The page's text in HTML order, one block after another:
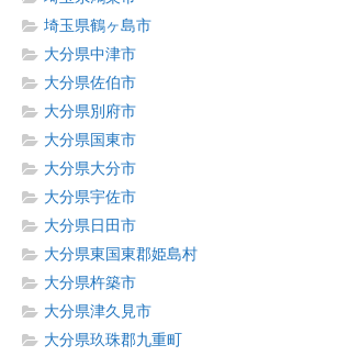
埼玉県鶴ヶ島市
大分県中津市
大分県佐伯市
大分県別府市
大分県国東市
大分県大分市
大分県宇佐市
大分県日田市
大分県東国東郡姫島村
大分県杵築市
大分県津久見市
大分県玖珠郡九重町